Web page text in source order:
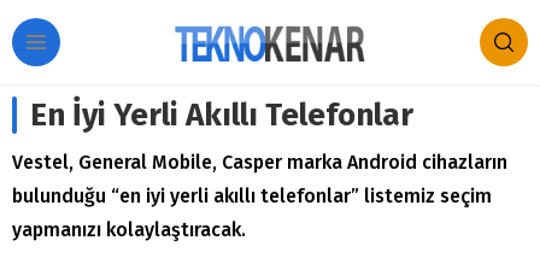
En İyi Yerli Akıllı Telefonlar
Vestel, General Mobile, Casper marka Android cihazların
bulunduğu “en iyi yerli akıllı telefonlar” listemiz seçim
yapmanızı kolaylaştıracak.